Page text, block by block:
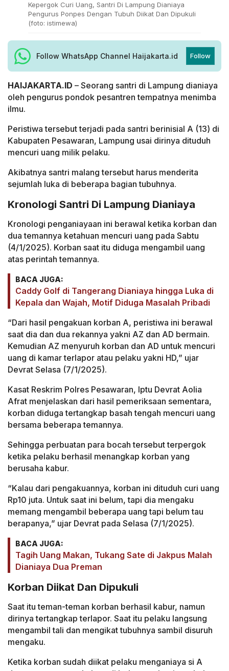
Kepergok Curi Uang, Santri Di Lampung Dianiaya
Pengurus Ponpes Dengan Tubuh Diikat Dan Dipukuli
(foto: istimewa)
Follow WhatsApp Channel Haijakarta.id Follow
HAIJAKARTA.ID – Seorang santri di Lampung dianiaya
oleh pengurus pondok pesantren tempatnya menimba
ilmu.
Peristiwa tersebut terjadi pada santri berinisial A (13) di
Kabupaten Pesawaran, Lampung usai dirinya dituduh
mencuri uang milik pelaku.
Akibatnya santri malang tersebut harus menderita
sejumlah luka di beberapa bagian tubuhnya.
Kronologi Santri Di Lampung Dianiaya
Kronologi penganiayaan ini berawal ketika korban dan
dua temannya ketahuan mencuri uang pada Sabtu
(4/1/2025). Korban saat itu diduga mengambil uang
atas perintah temannya.
BACA JUGA:
Caddy Golf di Tangerang Dianiaya hingga Luka di
Kepala dan Wajah, Motif Diduga Masalah Pribadi
“Dari hasil pengakuan korban A, peristiwa ini berawal
saat dia dan dua rekannya yakni AZ dan AD bermain.
Kemudian AZ menyuruh korban dan AD untuk mencuri
uang di kamar terlapor atau pelaku yakni HD,” ujar
Devrat Selasa (7/1/2025).
Kasat Reskrim Polres Pesawaran, Iptu Devrat Aolia
Afrat menjelaskan dari hasil pemeriksaan sementara,
korban diduga tertangkap basah tengah mencuri uang
bersama beberapa temannya.
Sehingga perbuatan para bocah tersebut terpergok
ketika pelaku berhasil menangkap korban yang
berusaha kabur.
“Kalau dari pengakuannya, korban ini dituduh curi uang
Rp10 juta. Untuk saat ini belum, tapi dia mengaku
memang mengambil beberapa uang tapi belum tau
berapanya,” ujar Devrat pada Selasa (7/1/2025).
BACA JUGA:
Tagih Uang Makan, Tukang Sate di Jakpus Malah
Dianiaya Dua Preman
Korban Diikat Dan Dipukuli
Saat itu teman-teman korban berhasil kabur, namun
dirinya tertangkap terlapor. Saat itu pelaku langsung
mengambil tali dan mengikat tubuhnya sambil disuruh
mengaku.
Ketika korban sudah diikat pelaku menganiaya si A